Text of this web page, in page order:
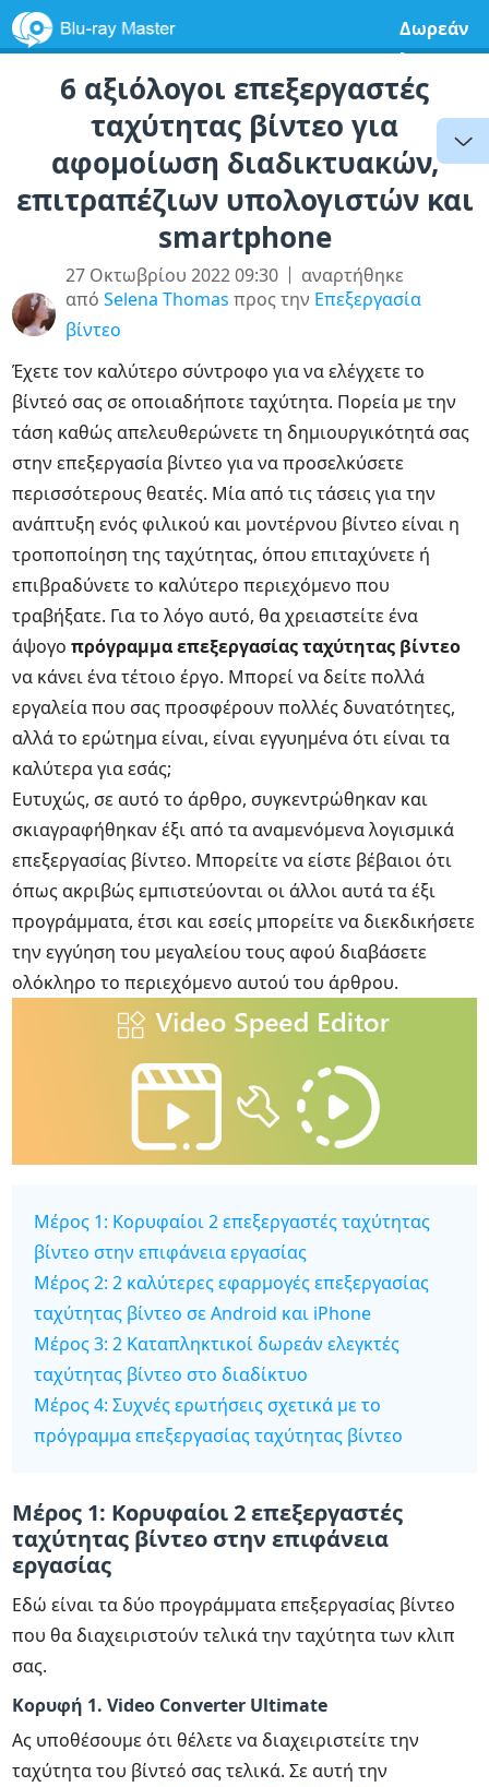
Δωρεάν
6 αξιόλογοι επεξεργαστές
ταχύτητας βίντεο για
αφομοίωση διαδικτυακών,
επιτραπέζιων υπολογιστών και
smartphone
27 Οκτωβρίου 2022 09:30
αναρτήθηκε
απόSelena Thomas προς την Επεξεργασία
βίντεο
Έχετε τον καλύτερο σύντροφο για να ελέγχετε το
βίντεό σας σε οποιαδήποτε ταχύτητα. Πορεία με την
τάση καθώς απελευθερώνετε τη δημιουργικότητά σας
στην επεξεργασία βίντεο για να προσελκύσετε
περισσότερους θεατές. Μία από τις τάσεις για την
ανάπτυξη ενός φιλικού και μοντέρνου βίντεο είναι η
τροποποίηση της ταχύτητας, όπου επιταχύνετε ή
επιβραδύνετε το καλύτερο περιεχόμενο που
τραβήξατε. Για το λόγο αυτό, θα χρειαστείτε ένα
άψογοπρόγραμμα επεξεργασίας ταχύτητας βίντεο
να κάνει ένα τέτοιο έργο. Μπορεί να δείτε πολλά
εργαλεία που σας προσφέρουν πολλές δυνατότητες,
αλλά το ερώτημα είναι, είναι εγγυημένα ότι είναι τα
καλύτερα για εσάς;
Ευτυχώς, σε αυτό το άρθρο, συγκεντρώθηκαν και
σκιαγραφήθηκαν έξι από τα αναμενόμενα λογισμικά
επεξεργασίας βίντεο. Μπορείτε να είστε βέβαιοι ότι
όπως ακριβώς εμπιστεύονται οι άλλοι αυτά τα έξι
προγράμματα, έτσι και εσείς μπορείτε να διεκδικήσετε
την εγγύηση του μεγαλείου τους αφού διαβάσετε
ολόκληρο το περιεχόμενο αυτού του άρθρου.
Μέρος 1: Κορυφαίοι 2 επεξεργαστές ταχύτητας
βίντεο στην επιφάνεια εργασίας
Μέρος 2: 2 καλύτερες εφαρμογές επεξεργασίας
ταχύτητας βίντεο σε Android και iPhone
Μέρος 3: 2 Καταπληκτικοί δωρεάν ελεγκτές
ταχύτητας βίντεο στο διαδίκτυο
Μέρος 4: Συχνές ερωτήσεις σχετικά με το
πρόγραμμα επεξεργασίας ταχύτητας βίντεο
Μέρος 1: Κορυφαίοι 2 επεξεργαστές
ταχύτητας βίντεο στην επιφάνεια
εργασίας
Εδώ είναι τα δύο προγράμματα επεξεργασίας βίντεο
που θα διαχειριστούν τελικά την ταχύτητα των κλιπ
σας.
Κορυφή 1. Video Converter Ultimate
Ας υποθέσουμε ότι θέλετε να διαχειριστείτε την
ταχύτητα του βίντεό σας τελικά. Σε αυτή την